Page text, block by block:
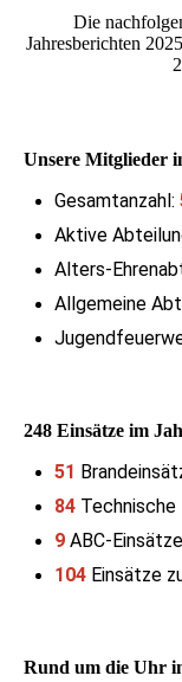
Die
Jahresberichten
Unsere Mitglieder
Gesamtanzahl:
Aktive
Alters-
Allgemeine
248 Einsätze im
51
84
9 ABC-Einsätze
104 Einsätze
Rund um die Uhr